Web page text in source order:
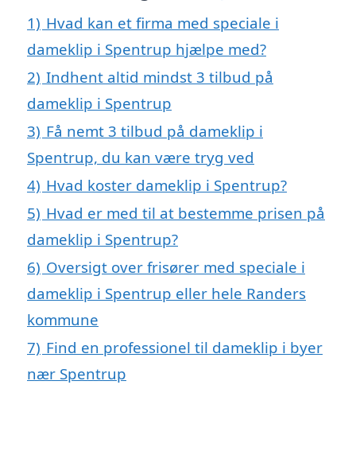
1) Hvad kan et firma med speciale i
dameklip i Spentrup hjælpe med?
2) Indhent altid mindst 3 tilbud på
dameklip i Spentrup
3) Få nemt 3 tilbud på dameklip i
Spentrup, du kan være tryg ved
4) Hvad koster dameklip i Spentrup?
5) Hvad er med til at bestemme prisen på
dameklip i Spentrup?
6) Oversigt over frisører med speciale i
dameklip i Spentrup eller hele Randers
kommune
7) Find en professionel til dameklip i byer
nær Spentrup